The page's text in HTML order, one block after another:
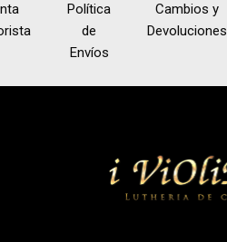
Política
de
Envíos
Cambios y
Devoluciones